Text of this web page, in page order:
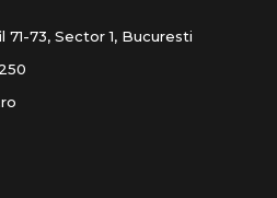
71-73, Sector 1, Bucuresti